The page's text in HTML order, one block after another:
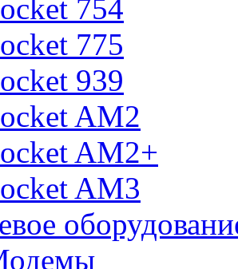
754
775
939
AM2
AM2+
AM3